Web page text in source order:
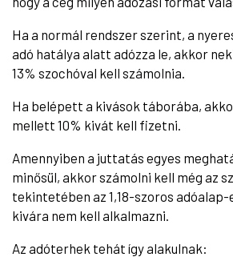
Ha a normál rendszer szerint, a
adó hatálya alatt adózza le, akkor
13% szochóval kell számolnia.
Ha belépett a kivások táborába,
mellett 10% kivát kell fizetni.
Amennyiben a juttatás egyes
minősül, akkor számolni kell még az
tekintetében az 1,18-szoros
kivára nem kell alkalmazni.
Az adóterhek tehát így alakulnak: